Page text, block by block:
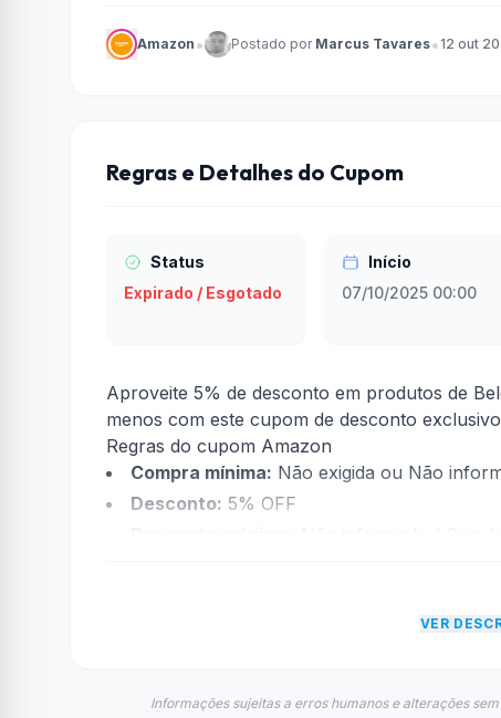
Amazon • Postado por Marcus Tavares•12 out
Regras e Detalhes do Cupom
Status
Expirado / Esgotado
Início
07/10/2025 00:00
Aproveite 5% de desconto em produtos de
menos com este cupom de desconto
Regras do cupom Amazon
Compra mínima: Não exigida ou Não
Desconto: 5% OFF
dará um
informações sobre restrição de teto máximo
VER
Informações sujeitas a erros humanos e alterações